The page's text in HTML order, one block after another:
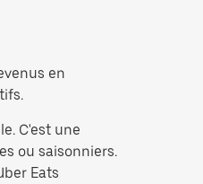
en
C'est une
ou saisonniers.
Eats